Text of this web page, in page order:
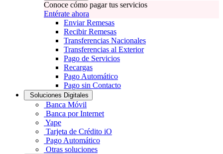
Conoce cómo pagar tus servicios
Entérate ahora
Enviar Remesas
Recibir Remesas
Transferencias Nacionales
Transferencias al Exterior
Pago de Servicios
Recargas
Pago Automático
Pago sin Contacto
Soluciones Digitales
Banca Móvil
Banca por Internet
Yape
Tarjeta de Crédito iO
Pago Automático
Otras soluciones